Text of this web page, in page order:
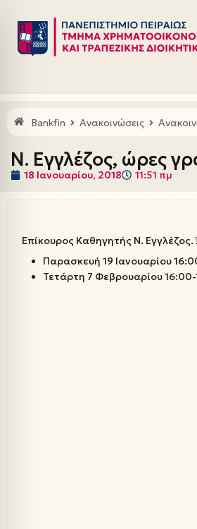
Μεταπηδήστε
στο
Bankfin Ανακοινώσεις
Ν. Εγγλέζος, ώρες
18 Ιανουαρίου, 2018 11:51 πμ
Επίκουρος Καθηγητής Ν.
Παρασκευή 19 Ιανουαρίου
Τετάρτη 7 Φεβρουαρίου